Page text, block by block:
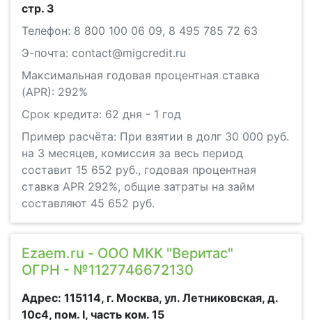
стр. 3
Телефон: 8 800 100 06 09, 8 495 785 72 63
Э-почта: contact@migcredit.ru
Максимальная годовая процентная ставка
(APR): 292%
Срок кредита: 62 дня - 1 год
Пример расчёта: При взятии в долг 30 000 руб.
на 3 месяцев, комиссия за весь период
составит 15 652 руб., годовая процентная
ставка APR 292%, общие затраты на займ
составляют 45 652 руб.
Ezaem.ru - ООО МКК "Веритас"
ОГРН - №1127746672130
Адрес: 115114, г. Москва, ул. Летниковская, д.
10c4, пом. I, часть ком. 15